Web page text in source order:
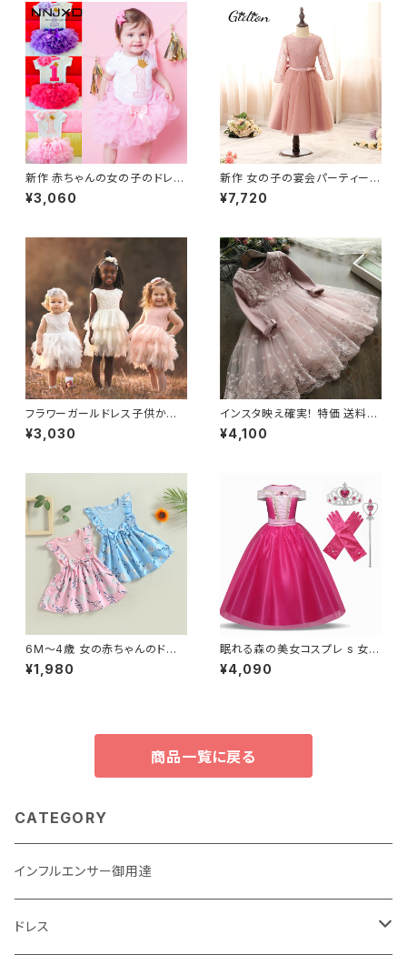
新作 赤ちゃんの女の子のドレス
1歳の誕生日の服生まれのバプ
テスマのチュチュの衣装女の子
fficial_Store82748451364
¥3,060
新作 女の子の宴会パーティード
レス刺繍メッシュボールガウンド
レスリトルブライドメイドウェデ
¥7,720
フラワーガールドレス子供かわ
いいレースベビーホワイト洗礼
誕生日 Vestidos ノースリーブ
¥3,030
インスタ映え確実！ 特価 送料無
料！！ 3歳から8歳用 秋冬の長袖
ガールズドレス 花刺繡 キッズ ド
ロング 刺繍 ウィンター 秋冬物
フラワーデザイン
¥4,100
6M〜4歳 女の赤ちゃんのドレ
ス クルーネック 花柄 蝶ネクタ
イ 夏服 かわいい おしゃれ
¥1,980
眠れる森の美女コスプレ s 女の
子キッズサマードレス子供パー
ティー Vestidos 夜会服
¥4,090
商品一覧に戻る
CATEGORY
インフルエンサー御用達
ドレス